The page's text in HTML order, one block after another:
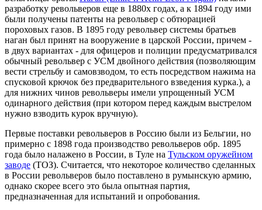
разработку револьверов еще в 1880х годах, а к 1894 году ими
были получены патенты на револьвер с обтюрацией
пороховых газов. В 1895 году револьвер системы братьев
наган был принят на вооружение в царской России, причем -
в двух вариантах - для офицеров и полиции предусматривался
обычный револьвер с УСМ двойного действия (позволяющим
вести стрельбу и самовзводом, то есть посредством нажима на
спусковой крючок без предварительного взведения курка.), а
для нижних чинов револьверы имели упрощенный УСМ
одинарного действия (при котором перед каждым выстрелом
нужно взводить курок вручную).
Первые поставки револьверов в Россию были из Бельгии, но
примерно с 1898 года производство револьверов обр. 1895
года было налажено в России, в Туле на Тульском оружейном
заводе (ТОЗ). Считается, что некоторое количество сделанных
в России револьверов было поставлено в румынскую армию,
однако скорее всего это была опытная партия,
предназначенная для испытаний и опробования.